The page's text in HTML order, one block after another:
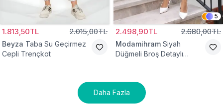
1.813,50TL 2.015,00TL
Beyza Taba Su Geçirmez
Cepli Trençkot
5
2.498,90TL 2.680,00TL
Modamihram Siyah
Düğmeli Broş Detaylı
Daha Fazla